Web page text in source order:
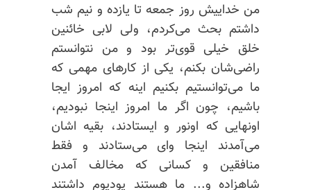
من خداییش روز جمعه تا یازده و نیم شب
داشتم بحث می‌کردم، ولی لابی خا‌ئنین
خلق خیلی قوی‌تر بود و من نتوانستم
راضی‌شان بکنم، یکی از کارهای مهمی که
ما می‌توانستیم بکنیم اینه که امروز ایجا
باشیم، چون اگر ما امروز اینجا نبودیم،
اونهایی که اونور و ایستادند، بقیه اشان
می‌آمدند اینجا وایمی‌ستادند و فقط
منافقین و کسانی که مخالف آمدن
شاهزاده و... ما هستند پودیوم داشتند